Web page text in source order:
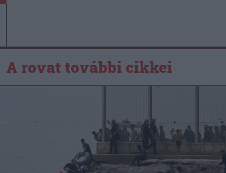
A rovat további cikkei